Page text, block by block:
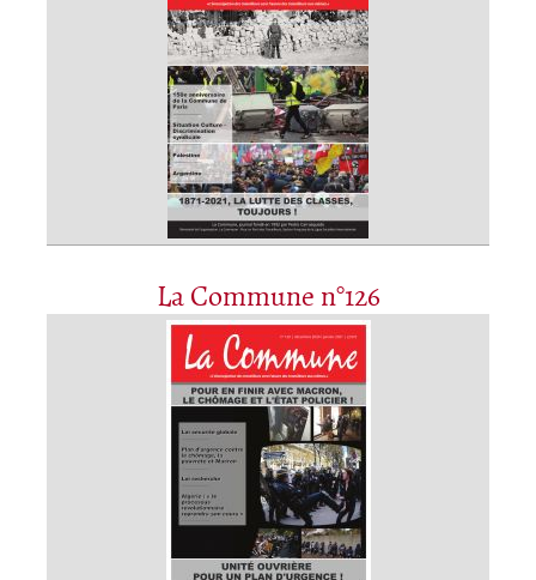
La Commune n°126